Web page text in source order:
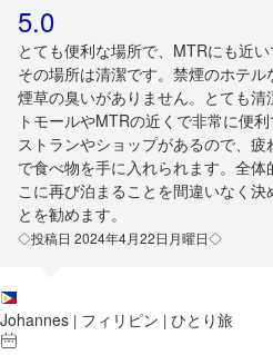
5.0
とても便利な場所で、MTRにも近い
その場所は清潔です。禁煙のホテ
煙草の臭いがありません。とても
トモールやMTRの近くで非常に便
ストランやショップがあるので、
で食べ物を手に入れられます。全
こに再び泊まることを間違いなく
とを勧めます。
◇投稿日 2024年4月22日月曜日◇
Johannes | フィリピン | ひとり旅